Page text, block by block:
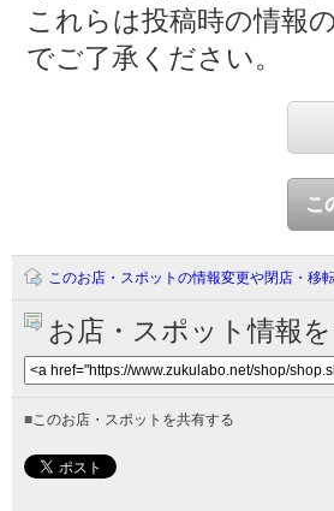
これらは投稿時の情報
でご了承ください。
こ
このお店・スポットの情報変更や閉店・移
お店・スポット情報
■このお店・スポットを共有する